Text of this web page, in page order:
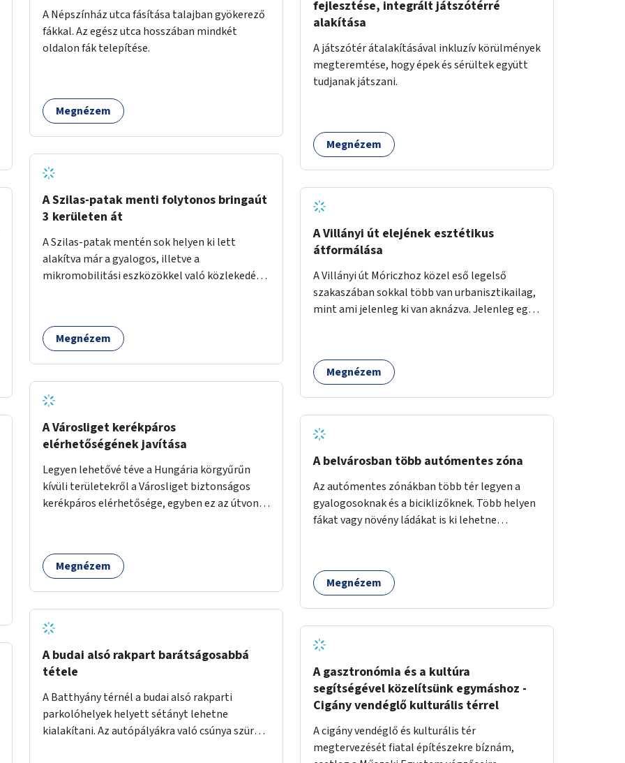
A Népszínház utca fásítása talajban gyökerező
fákkal. Az egész utca hosszában mindkét
oldalon fák telepítése.
Megnézem
A Szilas-patak menti folytonos bringaút
3 kerületen át
A Szilas-patak mentén sok helyen ki lett
alakítva már a gyalogos, illetve a
mikromobilitási eszközökkel való közlekedés
kerületi szakaszok folytonossá válhassanak.
Válasszon ki egy olyan részt, amire hatásköre
Megnézem
A Városliget kerékpáros
elérhetőségének javítása
Legyen lehetővé téve a Hungária körgyűrűn
kívüli területekről a Városliget biztonságos
kerékpáros elérhetősége, egyben ez az útvonal
Lehetséges kialakítások: 1. Ajtósi Dürer sor
kerékpárosbaráttá alakítása a Korong utcától
utca felé (irányhelyesen) 2. Róna utcától
kezdődően az Erzsébet királyné útja a Zichy
Mihály útig, majd a Városliget belváros felé eső
oldalán a Zichy Mihály útról kapcsolatot kell
Megnézem
A budai alsó rakpart barátságosabbá
tétele
A Batthyány térnél a budai alsó rakparti
parkolóhelyek helyett sétányt lehetne
kialakítani. Az autópályákra való csúnya szürke
fejlesztése, integrált játszótérré
alakítása
A játszótér átalakításával inkluzív körülmények
megteremtése, hogy épek és sérültek együtt
tudjanak játszani.
Megnézem
A Villányi út elejének esztétikus
átformálása
A Villányi út Móriczhoz közel eső legelső
szakaszában sokkal több van urbanisztikailag,
mint ami jelenleg ki van aknázva. Jelenleg egy
villamosról lelépve pedig kevés helye van az
utasoknak, és ez sok közlekedési
forgalma miatt virágosládákat, növényeket
lehetne kihelyezni mindkét oldalon egy-egy
sorban. A páros oldalt a 2 - 12 házszámok
is lehetne alakítani úgy, hogy oda csak a busz
hajthat be. Egy opció lehetne még az is, hogy a
Móricz felé érkező busz a villamossal közös
Villányi út páros oldala a 2 - 12 házszámok
között teljesen sétánnyá alakítható lenne.
Olyasmi köztéri funkciói lehetnének, mint a
túloldalt a Móricznak.
Megnézem
A belvárosban több autómentes zóna
Az autómentes zónákban több tér legyen a
gyalogosoknak és a biciklizőknek. Több helyen
fákat vagy növény ládákat is ki lehetne
Megnézem
A gasztronómia és a kultúra
segítségével közelítsünk egymáshoz -
Cigány vendéglő kulturális térrel
A cigány vendéglő és kulturális tér
megtervezését fiatal építészekre bíznám,